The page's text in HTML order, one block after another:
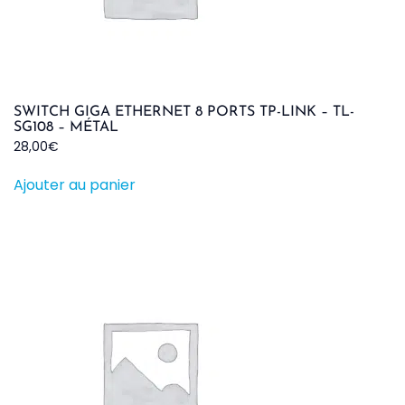
SWITCH GIGA ETHERNET 8 PORTS TP-LINK – TL-
SG108 – MÉTAL
28,00€
Ajouter au panier